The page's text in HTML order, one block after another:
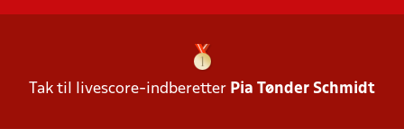
Tak til livescore-indberetter Pia Tønder Schmidt